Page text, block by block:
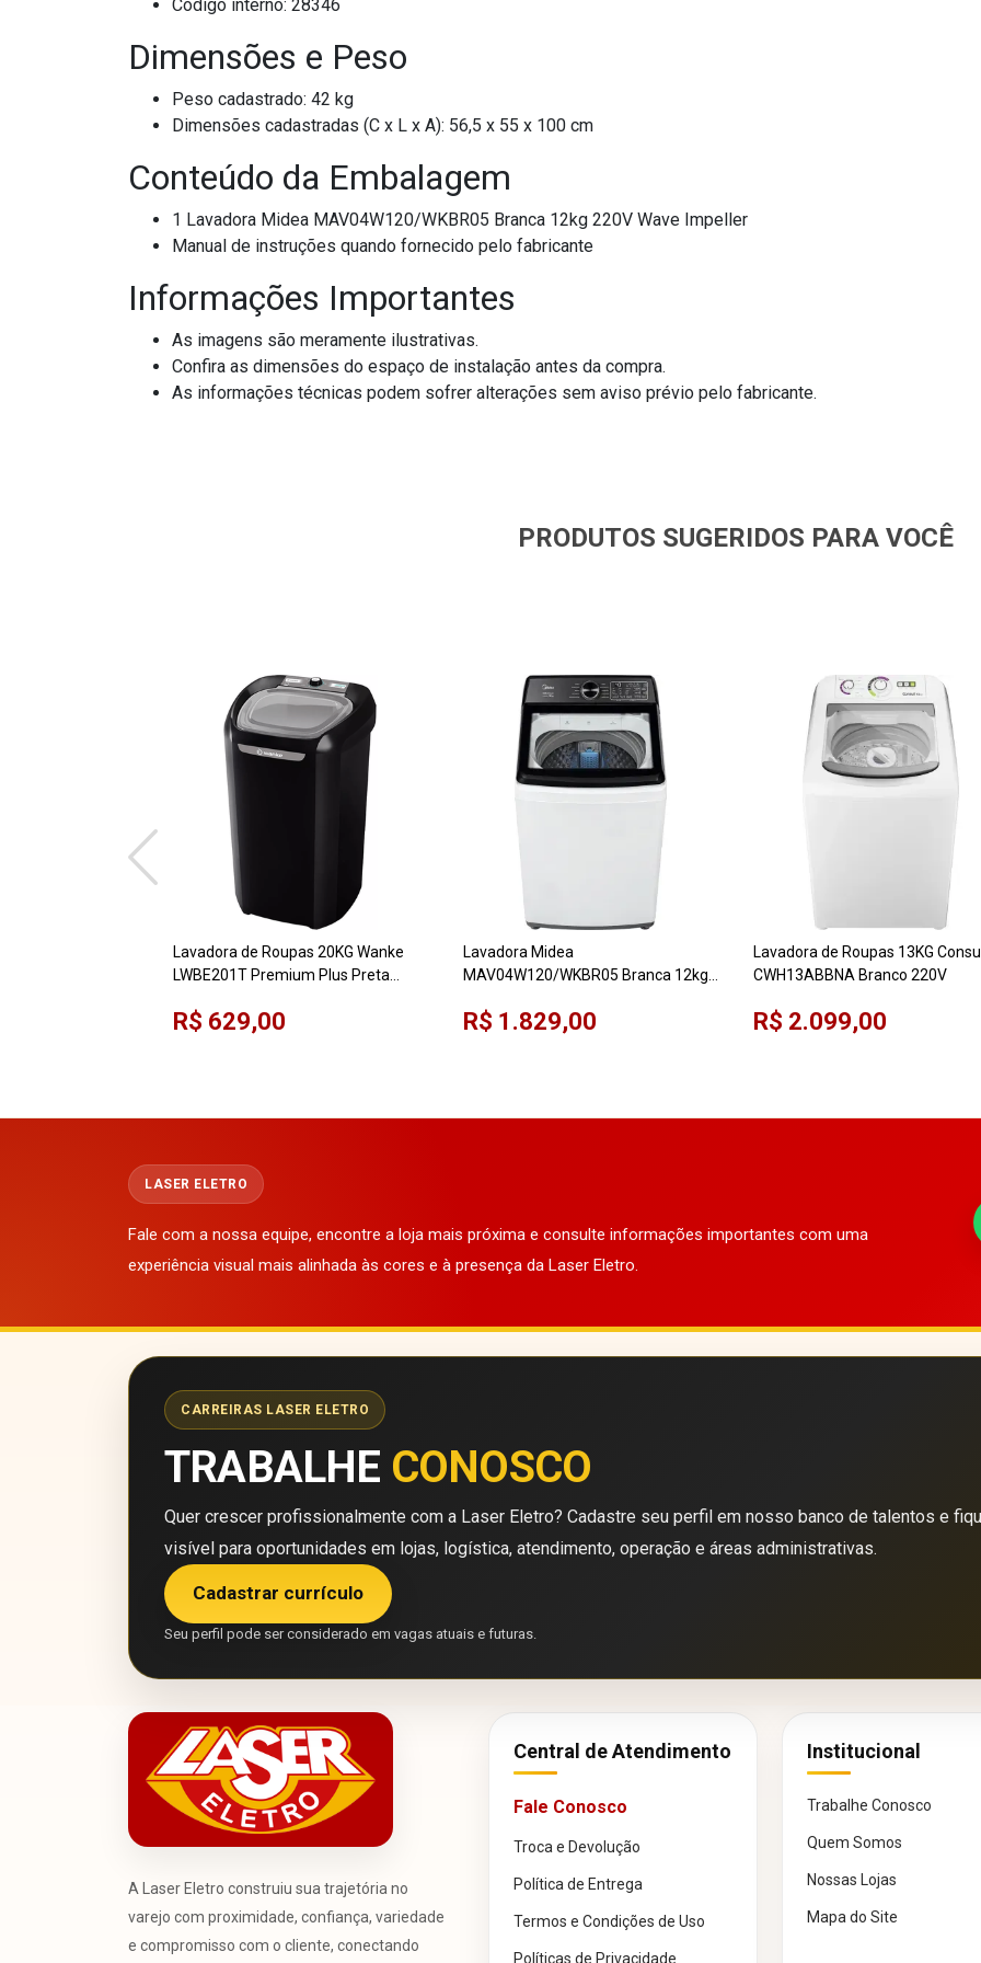
Código interno: 28346
Dimensões e Peso
Peso cadastrado: 42 kg
Dimensões cadastradas (C x L x A): 56,5 x 55 x 100 cm
Conteúdo da Embalagem
1 Lavadora Midea MAV04W120/WKBR05 Branca 12kg 220V Wave Impeller
Manual de instruções quando fornecido pelo fabricante
Informações Importantes
As imagens são meramente ilustrativas.
Confira as dimensões do espaço de instalação antes da compra.
As informações técnicas podem sofrer alterações sem aviso prévio pelo fabricante.
PRODUTOS SUGERIDOS PARA VOCÊ
Lavadora de Roupas 20KG Wanke
LWBE201T Premium Plus Preta
R$ 629,00
Lavadora Midea
MAV04W120/WKBR05 Branca 12kg
R$ 1.829,00
Lavadora de Roupas 13KG Consul
CWH13ABBNA Branco 220V
R$ 2.099,00
LASER ELETRO
Fale com a nossa equipe, encontre a loja mais próxima e consulte informações importantes com uma
experiência visual mais alinhada às cores e à presença da Laser Eletro.
CARREIRAS LASER ELETRO
TRABALHE CONOSCO
Quer crescer profissionalmente com a Laser Eletro? Cadastre seu perfil em nosso banco de talentos e
visível para oportunidades em lojas, logística, atendimento, operação e áreas administrativas.
Cadastrar currículo
Seu perfil pode ser considerado em vagas atuais e futuras.
A Laser Eletro construiu sua trajetória no
varejo com proximidade, confiança, variedade
e compromisso com o cliente, conectando
Central de Atendimento
Fale Conosco
Troca e Devolução
Política de Entrega
Termos e Condições de Uso
Políticas de Privacidade
Institucional
Trabalhe Conosco
Quem Somos
Nossas Lojas
Mapa do Site